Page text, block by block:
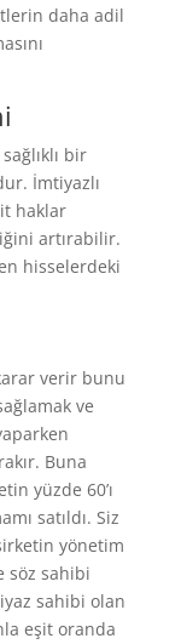
daha adil
bir
İmtiyazlı
haklar
artırabilir.
hisselerdeki
verir bunu
ve
Buna
yüzde 60’ı
satıldı. Siz
yönetim
söz sahibi
sahibi olan
eşit oranda